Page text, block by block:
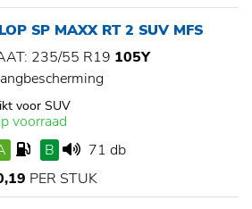
SP MAXX RT 2 SUV MFS
235/55 R19 105Y
voor SUV
voorraad
B
71 db
PER STUK